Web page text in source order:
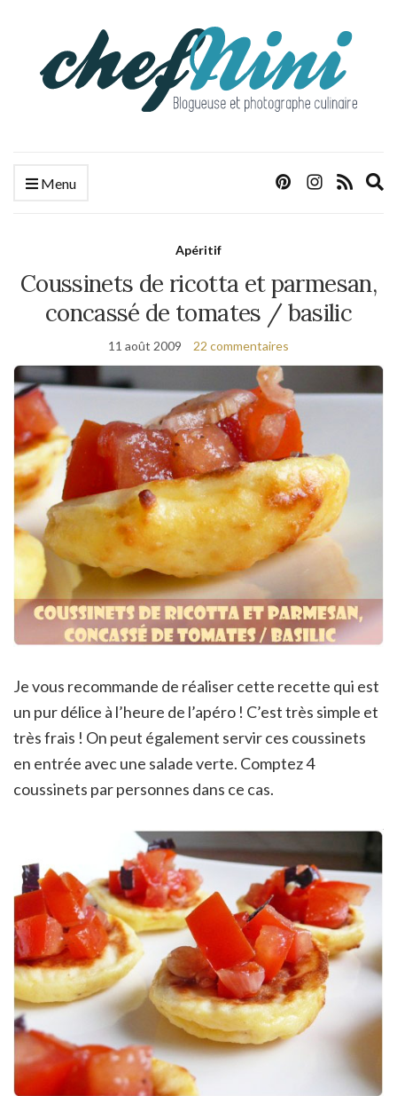
Menu
Apéritif
Coussinets de ricotta et parmesan,
concassé de tomates / basilic
11 août 2009 22 commentaires
Je vous recommande de réaliser cette recette qui est
un pur délice à l’heure de l’apéro ! C’est très simple et
très frais ! On peut également servir ces coussinets
en entrée avec une salade verte. Comptez 4
coussinets par personnes dans ce cas.